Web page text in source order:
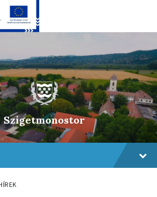
content
main
navigation
footer
Szigetmonostor